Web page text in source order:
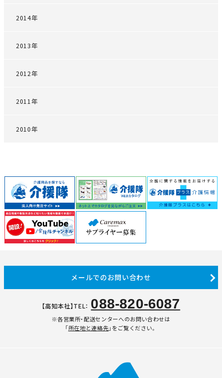
2014年
2013年
2012年
2011年
2010年
メールでのお問い合わせ
【高知本社】TEL： 088-820-6087
※各営業所・配送センターへのお問い合わせは
「所在地と連絡先」をご覧ください。